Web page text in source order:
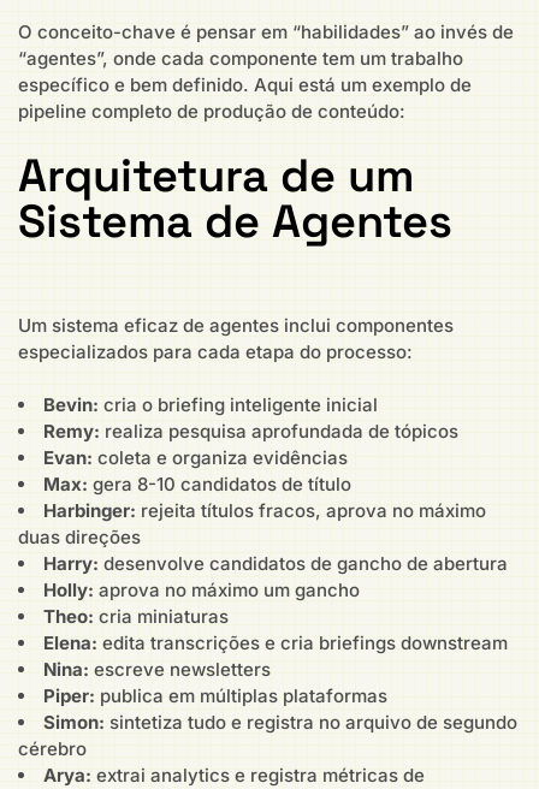
O conceito-chave é pensar em “habilidades” ao invés de
“agentes”, onde cada componente tem um trabalho
específico e bem definido. Aqui está um exemplo de
pipeline completo de produção de conteúdo:
Arquitetura de um
Sistema de Agentes
Um sistema eficaz de agentes inclui componentes
especializados para cada etapa do processo:
Bevin: cria o briefing inteligente inicial
Remy: realiza pesquisa aprofundada de tópicos
Evan: coleta e organiza evidências
Max: gera 8-10 candidatos de título
Harbinger: rejeita títulos fracos, aprova no máximo
duas direções
Harry: desenvolve candidatos de gancho de abertura
Holly: aprova no máximo um gancho
Theo: cria miniaturas
Elena: edita transcrições e cria briefings downstream
Nina: escreve newsletters
Piper: publica em múltiplas plataformas
Simon: sintetiza tudo e registra no arquivo de segundo
cérebro
Arya: extrai analytics e registra métricas de